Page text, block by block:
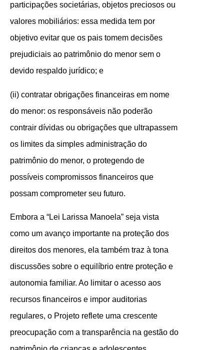
participações societárias, objetos preciosos ou
valores mobiliários: essa medida tem por
objetivo evitar que os pais tomem decisões
prejudiciais ao patrimônio do menor sem o
devido respaldo jurídico; e
(ii) contratar obrigações financeiras em nome
do menor: os responsáveis não poderão
contrair dívidas ou obrigações que ultrapassem
os limites da simples administração do
patrimônio do menor, o protegendo de
possíveis compromissos financeiros que
possam comprometer seu futuro.
Embora a “Lei Larissa Manoela” seja vista
como um avanço importante na proteção dos
direitos dos menores, ela também traz à tona
discussões sobre o equilíbrio entre proteção e
autonomia familiar. Ao limitar o acesso aos
recursos financeiros e impor auditorias
regulares, o Projeto reflete uma crescente
preocupação com a transparência na gestão do